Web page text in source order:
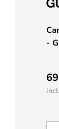
-